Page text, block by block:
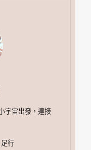
宇宙出發，連接
行